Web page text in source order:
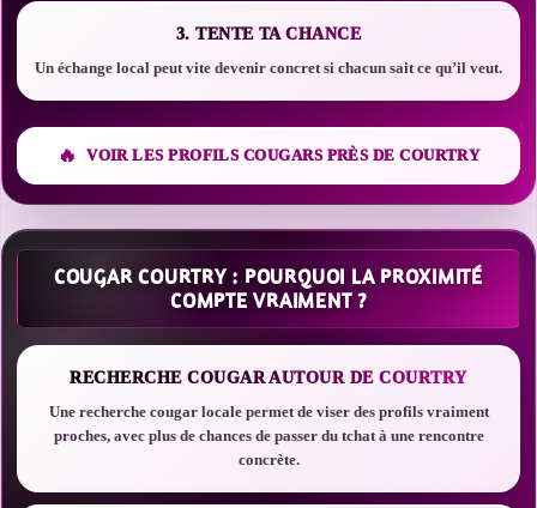
3. TENTE TA CHANCE
Un échange local peut vite devenir concret si chacun sait ce qu’il veut.
VOIR LES PROFILS COUGARS PRÈS DE COURTRY
COUGAR COURTRY : POURQUOI LA PROXIMITÉ
COMPTE VRAIMENT ?
RECHERCHE COUGAR AUTOUR DE COURTRY
Une recherche cougar locale permet de viser des profils vraiment
proches, avec plus de chances de passer du tchat à une rencontre
concrète.